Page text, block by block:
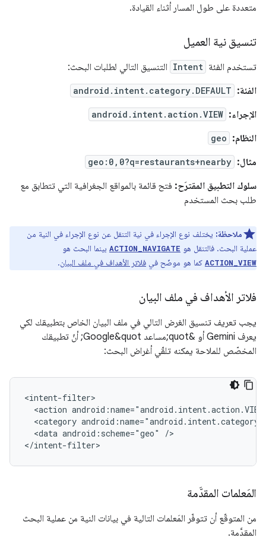
متعددة على طول المسار أثناء القيادة.
تنسيق نية العميل
تستخدم الفئة Intent التنسيق التالي لطلبات البحث:
الفئة: android.intent.category.DEFAULT
الإجراء: android.intent.action.VIEW
النظام: geo
مثال: geo:0,0?q=restaurants+nearby
سلوك التطبيق المقترَح: فتح قائمة بالمواقع الجغرافية التي تتطابق مع
طلب بحث المستخدم
ملاحظة: يختلف نوع الإجراء في نية التنقل عن نوع الإجراء في النية من
عملية البحث. فالتنقل هو ACTION_NAVIGATE بينما البحث هو
ACTION_VIEW كما هو موضّح في فلاتر الأهداف في ملف البيان .
فلاتر الأهداف في ملف البيان
يجب تعريف تنسيق الغرض التالي في ملف البيان الخاص بتطبيقك لكي
يعرف Gemini أو &quot;مساعد Google&quot; أنّ تطبيقك
المخصّص للملاحة يمكنه تلقّي أغراض البحث:
<action
<category
<data android:scheme="geo"
/>
المَعلمات المقدَّمة
من المتوقّع أن تتوفّر المَعلمات التالية في بيانات النية من عملية البحث
المقدَّمة.